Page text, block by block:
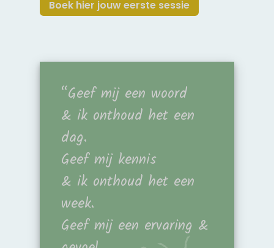
Boek hier jouw eerste sessie
“Geef mij een woord
& ik onthoud het een
dag.
Geef mij kennis
& ik onthoud het een
week.
Geef mij een ervaring &